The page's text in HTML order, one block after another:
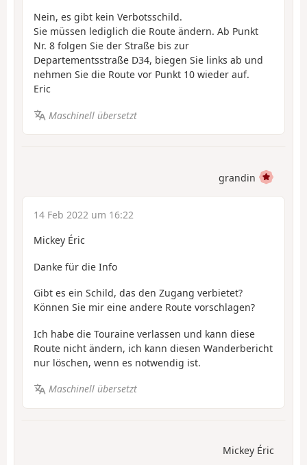
Nein, es gibt kein Verbotsschild.
Sie müssen lediglich die Route ändern. Ab Punkt
Nr. 8 folgen Sie der Straße bis zur
Departementsstraße D34, biegen Sie links ab und
nehmen Sie die Route vor Punkt 10 wieder auf.
Eric
Maschinell übersetzt
grandin
14 Feb 2022 um 16:22
Mickey Éric
Danke für die Info
Gibt es ein Schild, das den Zugang verbietet?
Können Sie mir eine andere Route vorschlagen?
Ich habe die Touraine verlassen und kann diese
Route nicht ändern, ich kann diesen Wanderbericht
nur löschen, wenn es notwendig ist.
Maschinell übersetzt
Mickey Éric